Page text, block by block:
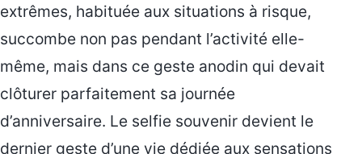
extrêmes, habituée aux situations à risque,
succombe non pas pendant l’activité elle-
même, mais dans ce geste anodin qui devait
clôturer parfaitement sa journée
d’anniversaire. Le selfie souvenir devient le
dernier geste d’une vie dédiée aux sensations